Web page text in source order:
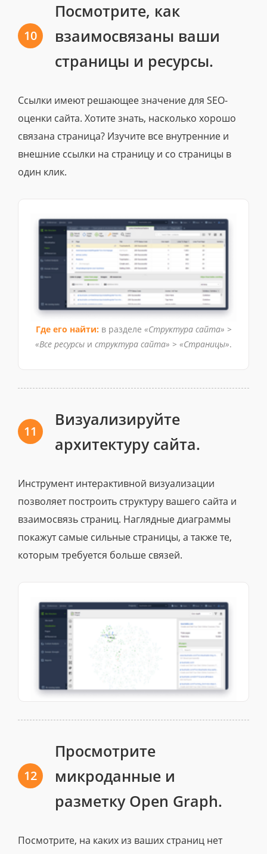
10
Посмотрите, как
взаимосвязаны ваши
страницы и ресурсы.
Ссылки имеют решающее значение для SEO-
оценки сайта. Хотите знать, насколько хорошо
связана страница? Изучите все внутренние и
внешние ссылки на страницу и со страницы в
один клик.
Где его найти:в разделе «Структура сайта» >
«Все ресурсы и структура сайта» > «Страницы».
11
Визуализируйте
архитектуру сайта.
Инструмент интерактивной визуализации
позволяет построить структуру вашего сайта и
взаимосвязь страниц. Наглядные диаграммы
покажут самые сильные страницы, а также те,
которым требуется больше связей.
12
Просмотрите
микроданные и
разметку Open Graph.
Посмотрите, на каких из ваших страниц нет